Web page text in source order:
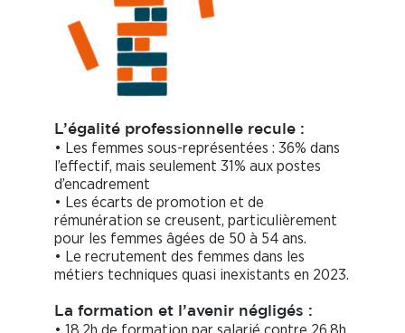
L’égalité professionnelle recule :
• Les femmes sous-représentées : 36% dans
l’effectif, mais seulement 31% aux postes
d’encadrement
• Les écarts de promotion et de
rémunération se creusent, particulièrement
pour les femmes âgées de 50 à 54 ans.
• Le recrutement des femmes dans les
métiers techniques quasi inexistants en 2023.
La formation et l’avenir négligés :